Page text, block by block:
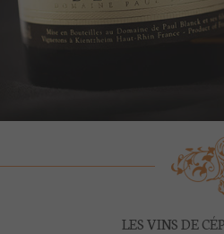
LES VINS DE